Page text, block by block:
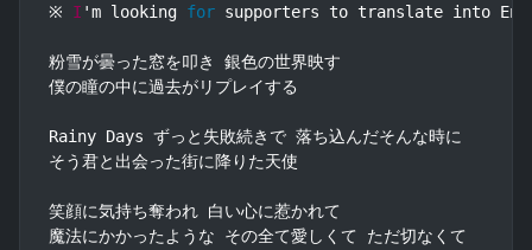
※ I 'm looking for supporters to translate into
粉雪が曇った窓を叩き 銀色の世界映す
僕の瞳の中に過去がリプレイする
Rainy Days ずっと失敗続きで 落ち込んだそんな時に
そう君と出会った街に降りた天使
笑顔に気持ち奪われ 白い心に惹かれて
魔法にかかったような その全て愛しくて ただ切なくて